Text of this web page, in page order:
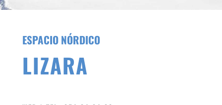
ESPACIO NÓRDICO
LIZARA